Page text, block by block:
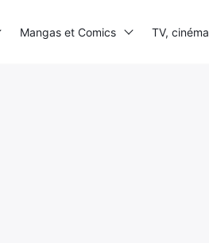
Mangas et Comics TV, cinéma